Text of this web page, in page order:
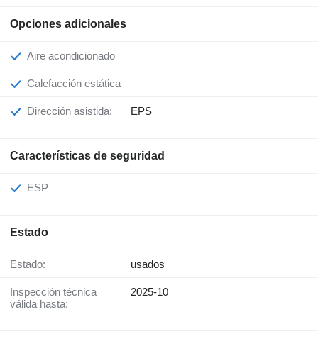
Opciones adicionales
Aire acondicionado
Calefacción estática
Dirección asistida: EPS
Características de seguridad
ESP
Estado
Estado: usados
Inspección técnica
válida hasta:
2025-10